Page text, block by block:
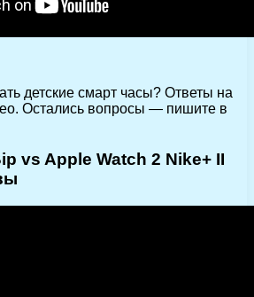
детские смарт часы? Ответы на
Остались вопросы — пишите в
vs Apple Watch 2 Nike+ II